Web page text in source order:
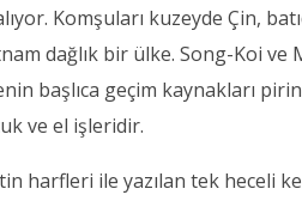
Komşuları kuzeyde Çin,
dağlık bir ülke. Song-Koi ve
başlıca geçim kaynakları
ve el işleridir.
harfleri ile yazılan tek heceli